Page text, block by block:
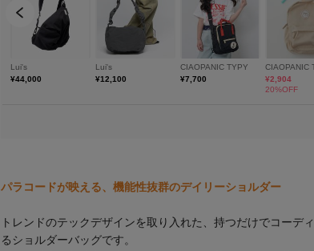
パラコードが映える、機能性抜群のデイリーショルダー
トレンドのテックデザインを取り入れた、持つだけでコーデ
るショルダーバッグです。